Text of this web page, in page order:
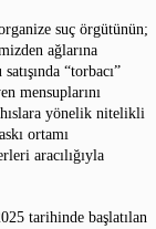
suç örgütünün;
ağlarına
“torbacı”
mensuplarını
yönelik nitelikli
ortamı
aracılığıyla
tarihinde başlatılan